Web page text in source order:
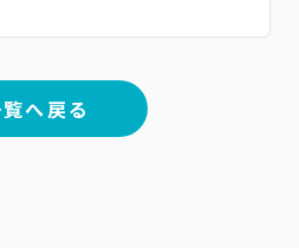
へ戻る